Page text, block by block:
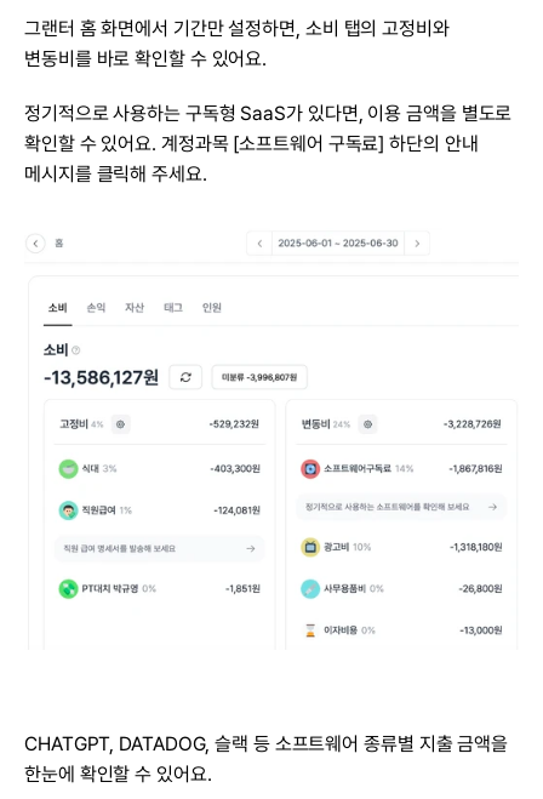
그랜터 홈 화면에서 기간만 설정하면, 소비 탭의 고정비와
변동비를 바로 확인할 수 있어요.
정기적으로 사용하는 구독형 SaaS가 있다면, 이용 금액을 별도로
확인할 수 있어요. 계정과목 [소프트웨어 구독료] 하단의 안내
메시지를 클릭해 주세요.
CHATGPT, DATADOG, 슬랙 등 소프트웨어 종류별 지출 금액을
한눈에 확인할 수 있어요.